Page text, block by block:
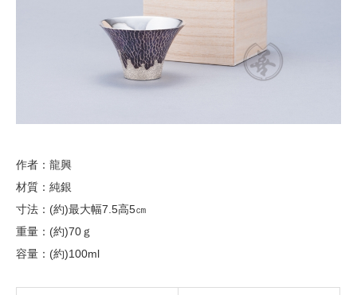
作者：龍興
材質：純銀
寸法：(約)最大幅7.5高5㎝
重量：(約)70ｇ
容量：(約)100ml